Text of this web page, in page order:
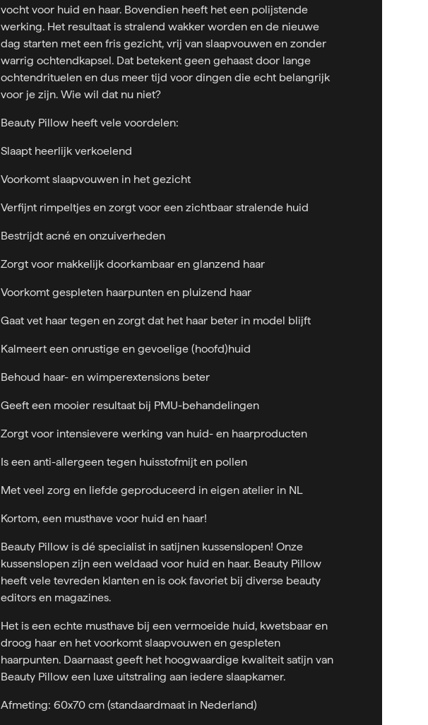
vocht voor huid en haar. Bovendien heeft het een polijstende
werking. Het resultaat is stralend wakker worden en de nieuwe
dag starten met een fris gezicht, vrij van slaapvouwen en zonder
warrig ochtendkapsel. Dat betekent geen gehaast door lange
ochtendrituelen en dus meer tijd voor dingen die echt belangrijk
voor je zijn. Wie wil dat nu niet?
Beauty Pillow heeft vele voordelen:
Slaapt heerlijk verkoelend
Voorkomt slaapvouwen in het gezicht
Verfijnt rimpeltjes en zorgt voor een zichtbaar stralende huid
Bestrijdt acné en onzuiverheden
Zorgt voor makkelijk doorkambaar en glanzend haar
Voorkomt gespleten haarpunten en pluizend haar
Gaat vet haar tegen en zorgt dat het haar beter in model blijft
Kalmeert een onrustige en gevoelige (hoofd)huid
Behoud haar- en wimperextensions beter
Geeft een mooier resultaat bij PMU-behandelingen
Zorgt voor intensievere werking van huid- en haarproducten
Is een anti-allergeen tegen huisstofmijt en pollen
Met veel zorg en liefde geproduceerd in eigen atelier in NL
Kortom, een musthave voor huid en haar!
Beauty Pillow is dé specialist in satijnen kussenslopen! Onze
kussenslopen zijn een weldaad voor huid en haar. Beauty Pillow
heeft vele tevreden klanten en is ook favoriet bij diverse beauty
editors en magazines.
Het is een echte musthave bij een vermoeide huid, kwetsbaar en
droog haar en het voorkomt slaapvouwen en gespleten
haarpunten. Daarnaast geeft het hoogwaardige kwaliteit satijn van
Beauty Pillow een luxe uitstraling aan iedere slaapkamer.
Afmeting: 60x70 cm (standaardmaat in Nederland)